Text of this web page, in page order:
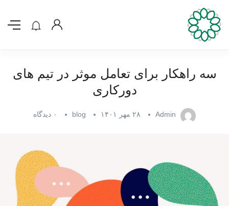
سه راهکار برای تعامل موثر در تیم های
دورکاری
Admin ۲۸ مهر ۱۴۰۱ blog ۰ دیدگاه